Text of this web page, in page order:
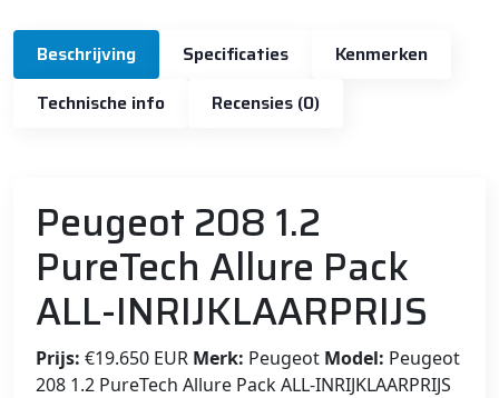
Beschrijving Specificaties
Kenmerken
Technische info
Recensies (0)
Peugeot 208 1.2
PureTech Allure Pack
ALL-INRIJKLAARPRIJS
Prijs: €19.650 EUR Merk: Peugeot Model: Peugeot
208 1.2 PureTech Allure Pack ALL-INRIJKLAARPRIJS